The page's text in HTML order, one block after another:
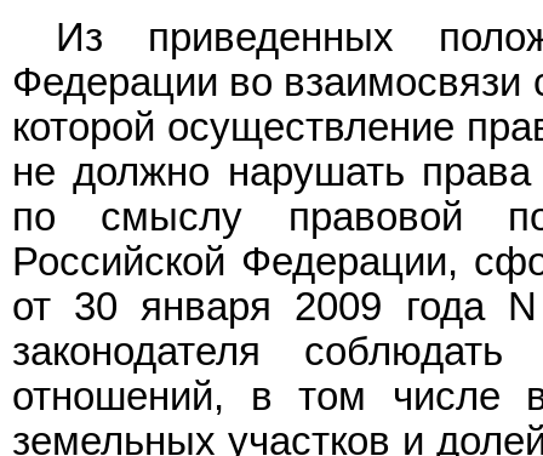
Из приведенных
Федерации во взаимосвязи
которой осуществление
не должно нарушать
по смыслу правовой
Российской Федерации,
от 30 января 2009 года
законодателя
отношений, в том числе
земельных участков и